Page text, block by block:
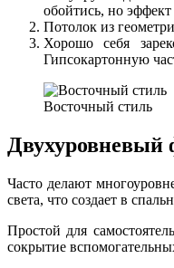
обойтись, но
Потолок из
Хорошо себя
Гипсокартонную
Восточный стиль
Двухуровневый
Часто делают
света, что создает в
Простой для
сокрытие